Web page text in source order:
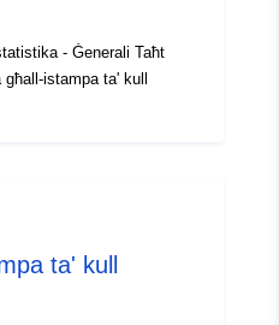
- Ġenerali Taħt
istampa ta' kull
ta' kull